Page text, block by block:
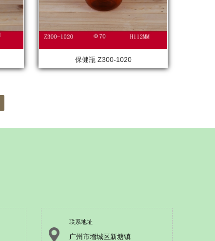
保健瓶 Z300-1020
联系地址
广州市增城区新塘镇